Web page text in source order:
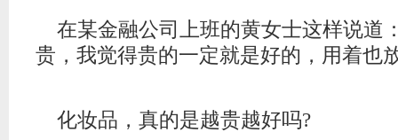
在某金融公司上班的黄女士这样说道
贵，我觉得贵的一定就是好的，用着也
化妆品，真的是越贵越好吗?